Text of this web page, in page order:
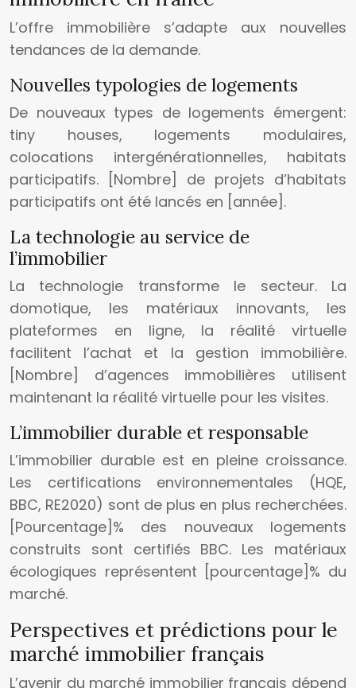
L’offre immobilière s’adapte aux nouvelles
tendances de la demande.
Nouvelles typologies de logements
De nouveaux types de logements émergent:
tiny houses, logements modulaires,
colocations intergénérationnelles, habitats
participatifs. [Nombre] de projets d’habitats
participatifs ont été lancés en [année].
La technologie au service de
l’immobilier
La technologie transforme le secteur. La
domotique, les matériaux innovants, les
plateformes en ligne, la réalité virtuelle
facilitent l’achat et la gestion immobilière.
[Nombre] d’agences immobilières utilisent
maintenant la réalité virtuelle pour les visites.
L’immobilier durable et responsable
L’immobilier durable est en pleine croissance.
Les certifications environnementales (HQE,
BBC, RE2020) sont de plus en plus recherchées.
[Pourcentage]% des nouveaux logements
construits sont certifiés BBC. Les matériaux
écologiques représentent [pourcentage]% du
marché.
Perspectives et prédictions pour le
marché immobilier français
L’avenir du marché immobilier français dépend